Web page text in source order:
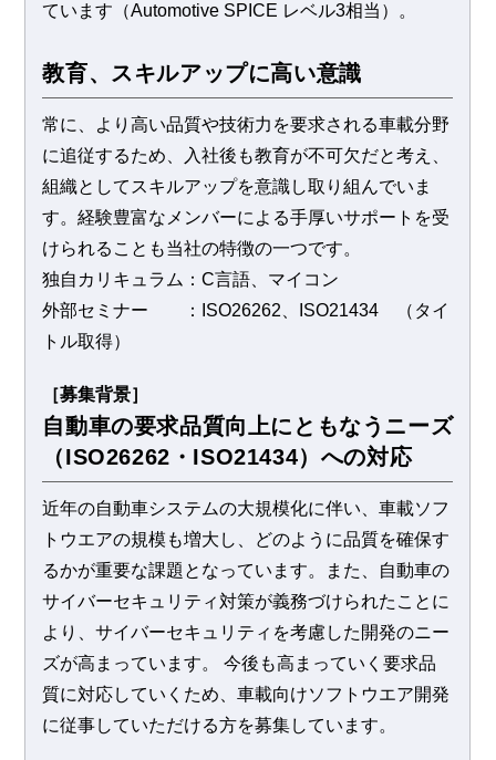
ています（Automotive SPICE レベル3相当）。
教育、スキルアップに高い意識
常に、より高い品質や技術力を要求される車載分野
に追従するため、入社後も教育が不可欠だと考え、
組織としてスキルアップを意識し取り組んでいま
す。経験豊富なメンバーによる手厚いサポートを受
けられることも当社の特徴の一つです。
独自カリキュラム：C言語、マイコン
外部セミナー ：ISO26262、ISO21434 （タイ
トル取得）
［募集背景］
自動車の要求品質向上にともなうニーズ
（ISO26262・ISO21434）への対応
近年の自動車システムの大規模化に伴い、車載ソフ
トウエアの規模も増大し、どのように品質を確保す
るかが重要な課題となっています。また、自動車の
サイバーセキュリティ対策が義務づけられたことに
より、サイバーセキュリティを考慮した開発のニー
ズが高まっています。 今後も高まっていく要求品
質に対応していくため、車載向けソフトウエア開発
に従事していただける方を募集しています。